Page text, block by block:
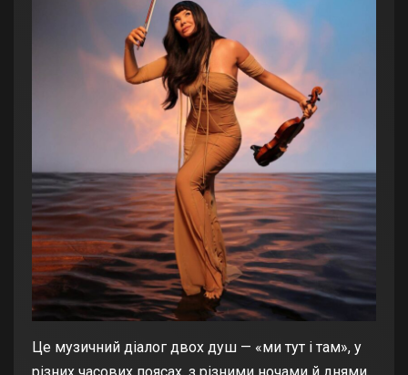
Це музичний діалог двох душ — «ми тут і там», у